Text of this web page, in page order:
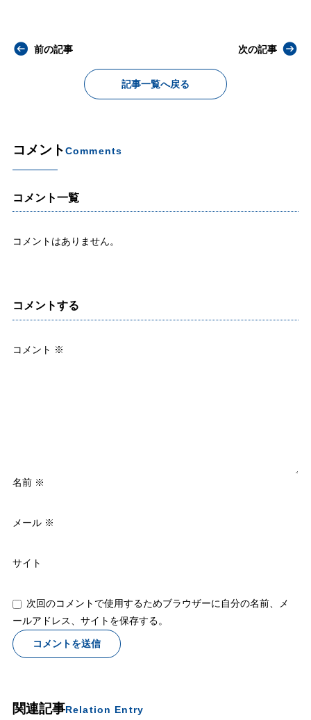
前の記事
記事一覧へ戻る
次の記事
コメントComments
コメント一覧
コメントはありません。
コメントする
コメント ※
名前 ※
メール ※
サイト
次回のコメントで使用するためブラウザーに自分の名前、メ
ールアドレス、サイトを保存する。
関連記事Relation Entry